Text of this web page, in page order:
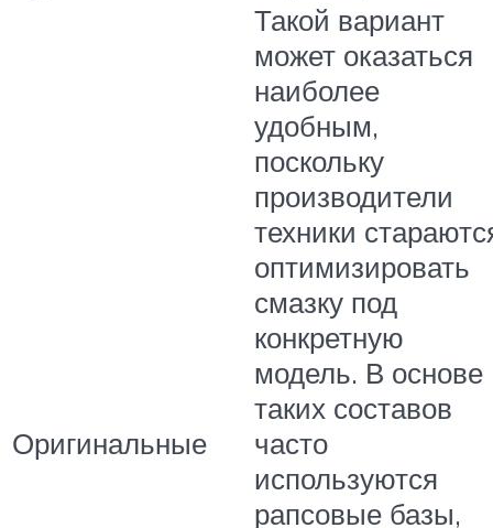
Оригинальные
Такой вариант
может оказаться
наиболее
удобным,
поскольку
производители
техники
оптимизировать
смазку под
конкретную
модель. В основе
таких составов
часто
используются
рапсовые базы,